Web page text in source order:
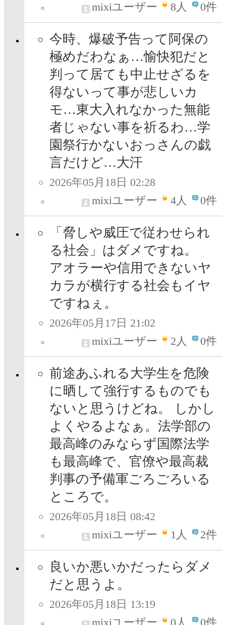
mixiユーザー
8人 0件
今時、爆破予告って阿保の
極めだわなぁ…愉快犯だと
判って居ても中止せざるを
得ないって事が悲しいカ
モ…東大入れなかった無能
者じゃない事を祈るわ…学
園祭行かないおっさんの戯
言だけど…大汗
2026年05月18日 02:28
mixiユーザー
4人 0件
「脅しや威圧で従わせられ
る社会」はダメですね。
アオラーや信用できないヤ
カラが横行する社会もイヤ
ですねぇ。
2026年05月17日 21:02
mixiユーザー
2人 0件
前途あふれる大学生を危険
に晒して強行するものでも
ないと思うけどね。 しかし
よくやるよなぁ。法学部の
最高峰のみならず国際法学
も最高峰で、官僚や最高裁
判事の予備軍ごろごろいる
ところで。
2026年05月18日 08:42
mixiユーザー
1人 2件
良いか悪いかだったらダメ
だと思うよ。
2026年05月18日 13:19
mixiユーザー
0 人 0件